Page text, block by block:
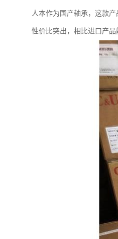
人本作为国产轴承，这款
性价比突出，相比进口产